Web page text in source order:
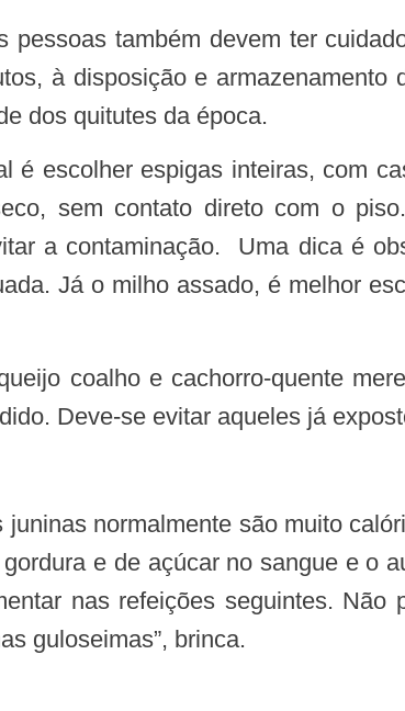
à disposição e
dos quitutes da época.
sem contato direto com o
a contaminação. Uma dica é
Já o milho assado, é melhor
Deve-se evitar aqueles já
e de açúcar no sangue e o
nas refeições seguintes.
guloseimas”, brinca.